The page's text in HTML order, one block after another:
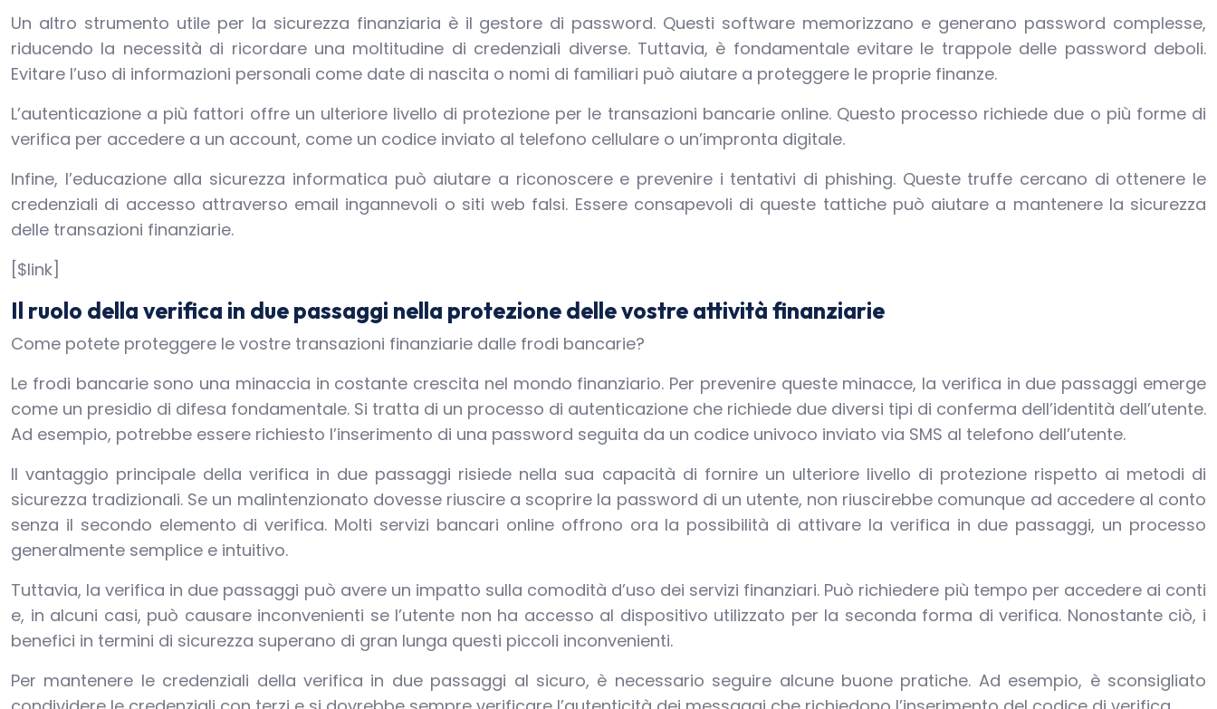
Un altro strumento utile per la sicurezza finanziaria è il gestore di password. Questi software memorizzano e generano password complesse,
riducendo la necessità di ricordare una moltitudine di credenziali diverse. Tuttavia, è fondamentale evitare le trappole delle password deboli.
Evitare l’uso di informazioni personali come date di nascita o nomi di familiari può aiutare a proteggere le proprie finanze.
L’autenticazione a più fattori offre un ulteriore livello di protezione per le transazioni bancarie online. Questo processo richiede due o più forme di
verifica per accedere a un account, come un codice inviato al telefono cellulare o un’impronta digitale.
Infine, l’educazione alla sicurezza informatica può aiutare a riconoscere e prevenire i tentativi di phishing. Queste truffe cercano di ottenere le
credenziali di accesso attraverso email ingannevoli o siti web falsi. Essere consapevoli di queste tattiche può aiutare a mantenere la sicurezza
delle transazioni finanziarie.
[$link]
Il ruolo della verifica in due passaggi nella protezione delle vostre attività finanziarie
Come potete proteggere le vostre transazioni finanziarie dalle frodi bancarie?
Le frodi bancarie sono una minaccia in costante crescita nel mondo finanziario. Per prevenire queste minacce, la verifica in due passaggi emerge
come un presidio di difesa fondamentale. Si tratta di un processo di autenticazione che richiede due diversi tipi di conferma dell’identità dell’utente.
Ad esempio, potrebbe essere richiesto l’inserimento di una password seguita da un codice univoco inviato via SMS al telefono dell’utente.
Il vantaggio principale della verifica in due passaggi risiede nella sua capacità di fornire un ulteriore livello di protezione rispetto ai metodi di
sicurezza tradizionali. Se un malintenzionato dovesse riuscire a scoprire la password di un utente, non riuscirebbe comunque ad accedere al conto
senza il secondo elemento di verifica. Molti servizi bancari online offrono ora la possibilità di attivare la verifica in due passaggi, un processo
generalmente semplice e intuitivo.
Tuttavia, la verifica in due passaggi può avere un impatto sulla comodità d’uso dei servizi finanziari. Può richiedere più tempo per accedere ai conti
e, in alcuni casi, può causare inconvenienti se l’utente non ha accesso al dispositivo utilizzato per la seconda forma di verifica. Nonostante ciò, i
benefici in termini di sicurezza superano di gran lunga questi piccoli inconvenienti.
Per mantenere le credenziali della verifica in due passaggi al sicuro, è necessario seguire alcune buone pratiche. Ad esempio, è sconsigliato